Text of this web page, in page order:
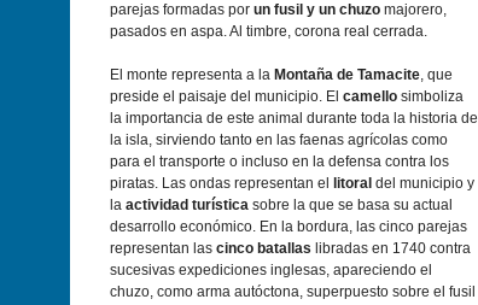
parejas formadas por un fusil y un chuzo majorero,
pasados en aspa. Al timbre, corona real cerrada.
El monte representa a la Montaña de Tamacite, que
preside el paisaje del municipio. El camello simboliza
la importancia de este animal durante toda la historia de
la isla, sirviendo tanto en las faenas agrícolas como
para el transporte o incluso en la defensa contra los
piratas. Las ondas representan el
litoral del municipio y
la actividad turística sobre la que se basa su actual
desarrollo económico. En la bordura, las cinco parejas
representan las cinco batallas libradas en 1740 contra
sucesivas expediciones inglesas, apareciendo el
chuzo, como arma autóctona, superpuesto sobre el fusil